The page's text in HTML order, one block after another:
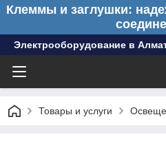
Клеммы и заглушки:
Электрооборудование в
Товары и услуги